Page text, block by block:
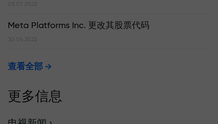
Meta Platforms Inc. 更改其股票代码
30.06.2022
查看全部
更多信息